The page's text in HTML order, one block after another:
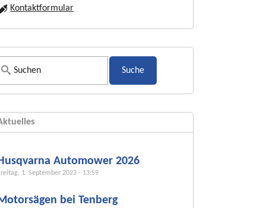
Kontaktformular
S
Automower 2026
1. September 2023 - 13:59
bei Tenberg